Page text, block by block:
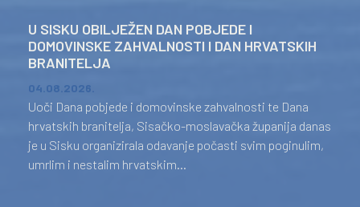
U SISKU OBILJEŽEN DAN POBJEDE I
DOMOVINSKE ZAHVALNOSTI I DAN HRVATSKIH
BRANITELJA
04.08.2026.
Uoči Dana pobjede i domovinske zahvalnosti te Dana
hrvatskih branitelja, Sisačko-moslavačka županija danas
je u Sisku organizirala odavanje počasti svim poginulim,
umrlim i nestalim hrvatskim...